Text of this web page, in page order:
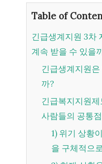
Table of
긴급생계지원 3차 지원 이후에도 6차까지
계속 받을 수 있을
긴급생계지원은 몇 차까지 받을 수 있을
까?
긴급복지지원제도의 연장 승인을 받은
사람들의 공통점
1) 위기 상황이 현재도 계속되고 있음
을 구체적으